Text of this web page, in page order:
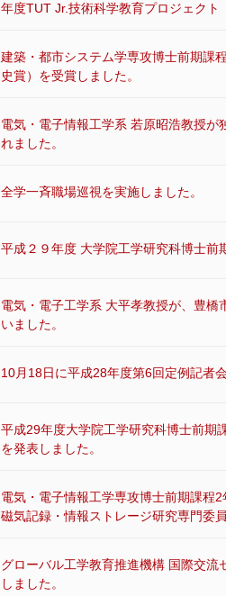
年度TUT Jr.技術科学教育プロジェクト
建築・都市システム学専攻博士前期課
史賞）を受賞しました。
電気・電子情報工学系 若原昭浩教授が
れました。
全学一斉職場巡視を実施しました。
平成２９年度 大学院工学研究科博士前
電気・電子工学系 大平孝教授が、豊
いました。
10月18日に平成28年度第6回定例記者
平成29年度大学院工学研究科博士前期
を発表しました。
電気・電子情報工学専攻博士前期課程
磁気記録・情報ストレージ研究専門委
グローバル工学教育推進機構 国際交
しました。